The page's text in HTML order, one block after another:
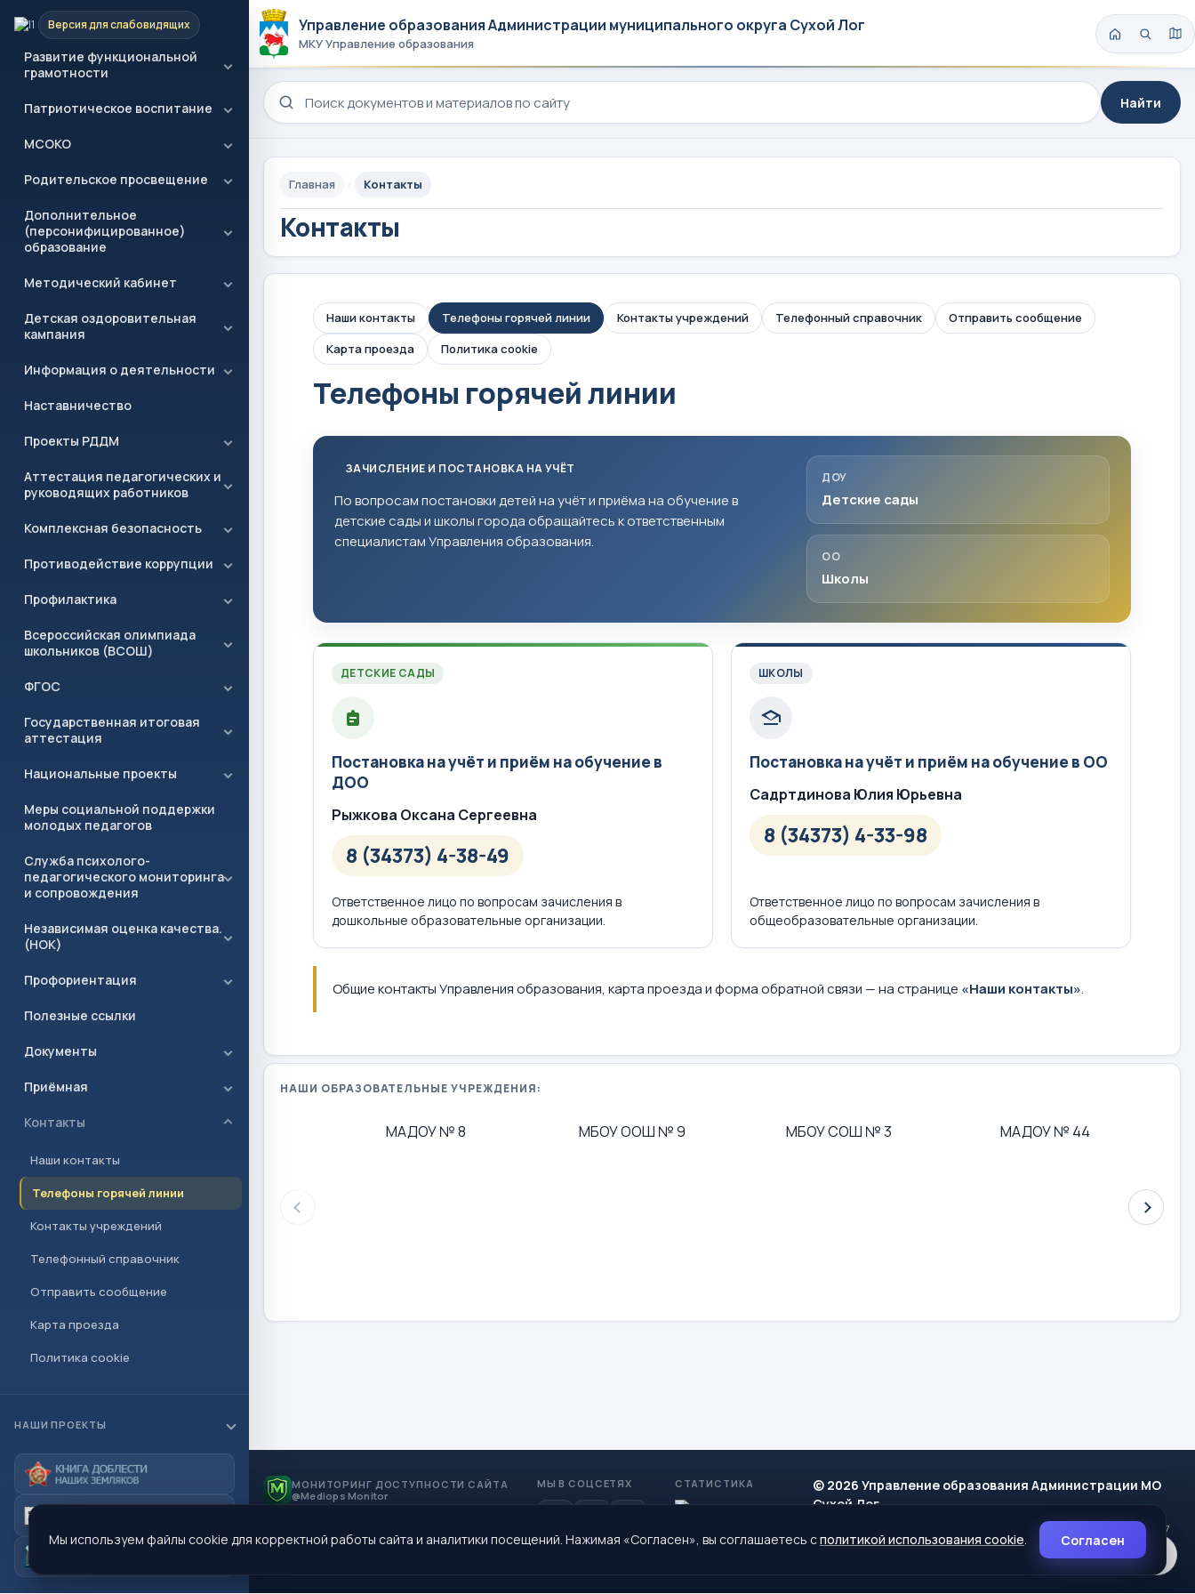
Версия для слабовидящих
Навигаторы Детства 2,0
Развитие функциональной
грамотности
Патриотическое воспитание
МСОКО
Родительское просвещение
Дополнительное
(персонифицированное)
образование
Методический кабинет
Детская оздоровительная
кампания
Информация о деятельности
Наставничество
Проекты РДДМ
Аттестация педагогических и
руководящих работников
Комплексная безопасность
Противодействие коррупции
Профилактика
Всероссийская олимпиада
школьников (ВСОШ)
ФГОС
Государственная итоговая
аттестация
Национальные проекты
Меры социальной поддержки
молодых педагогов
Служба психолого-
педагогического мониторинга
и сопровождения
Независимая оценка качества.
(НОК)
Профориентация
Полезные ссылки
Документы
Приёмная
Контакты
Наши контакты
Телефоны горячей линии
Контакты учреждений
Телефонный справочник
Отправить сообщение
Карта проезда
Политика cookie
НАШИ ПРОЕКТЫ
Управление образования Администрации муниципального округа Сухой Лог
МКУ Управление образования
Поиск по сайту
Найти
Главная Контакты
Контакты
Наши контакты Телефоны горячей линии Контакты учреждений Телефонный справочник
Отправить сообщение
Карта проезда
Политика cookie
Телефоны горячей линии
ЗАЧИСЛЕНИЕ И ПОСТАНОВКА НА УЧЁТ
По вопросам постановки детей на учёт и приёма на обучение в
детские сады и школы города обращайтесь к ответственным
специалистам Управления образования.
ДОУ
Детские сады
ОО
Школы
ДЕТСКИЕ САДЫ
Постановка на учёт и приём на обучение в
ДОО
Рыжкова Оксана Сергеевна
8 (34373) 4-38-49
Ответственное лицо по вопросам зачисления в
дошкольные образовательные организации.
ШКОЛЫ
Постановка на учёт и приём на обучение в ОО
Садртдинова Юлия Юрьевна
8 (34373) 4-33-98
Ответственное лицо по вопросам зачисления в
общеобразовательные организации.
Общие контакты Управления образования, карта проезда и форма обратной связи — на странице «Наши контакты».
НАШИ ОБРАЗОВАТЕЛЬНЫЕ УЧРЕЖДЕНИЯ:
МАДОУ № 8 МБОУ ООШ № 9 МБОУ СОШ № 3 МАДОУ № 44
МОНИТОРИНГ ДОСТУПНОСТИ САЙТА
@Mediops Monitor
МЫ В СОЦСЕТЯХ СТАТИСТИКА
© 2026 Управление образования Администрации МО
Сухой Лог
624800, Свердловская область, г. Сухой Лог, ул. Кирова, дом 7
Политика cookie
Мы используем файлы cookie для корректной работы сайта и аналитики посещений. Нажимая «Согласен», вы соглашаетесь сполитикой использования cookie. Согласен